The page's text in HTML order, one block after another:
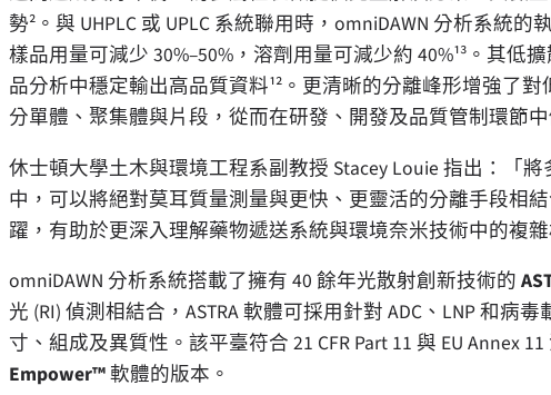
勢²。與 UHPLC 或 UPLC 系統聯用時，omniDAWN 分析系統
樣品用量可減少 30%–50%，溶劑用量可減少約 40%¹³。其低
品分析中穩定輸出高品質資料¹²。更清晰的分離峰形增強了
分單體、聚集體與片段，從而在研發、開發及品質管制環節
休士頓大學土木與環境工程系副教授 Stacey Louie 指出：「將
中，可以將絕對莫耳質量測量與更快、更靈活的分離手段相
躍，有助於更深入理解藥物遞送系統與環境奈米技術中的複
omniDAWN 分析系統搭載了擁有 40 餘年光散射創新技術的
光 (RI) 偵測相結合，ASTRA 軟體可採用針對 ADC、LNP 和
寸、組成及異質性。該平臺符合 21 CFR Part 11 與 EU Annex
Empower™軟體的版本。